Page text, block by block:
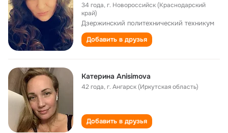
34 года,г. Новороссийск (Краснодарский
край)
Дзержинский политехнический техникум
Добавить в друзья
Катерина Anisimova
42 года,г. Ангарск (Иркутская область)
Добавить в друзья